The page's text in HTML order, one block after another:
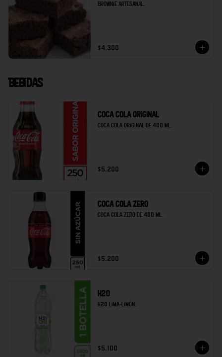
Brownie artesanal.
$4.300
Bebidas
Coca cola original
Coca cola original de 400 ml.
$5.200
Coca cola zero
Coca cola zero de 400 ml.
$5.200
H20
H20 lima-limón.
$5.100